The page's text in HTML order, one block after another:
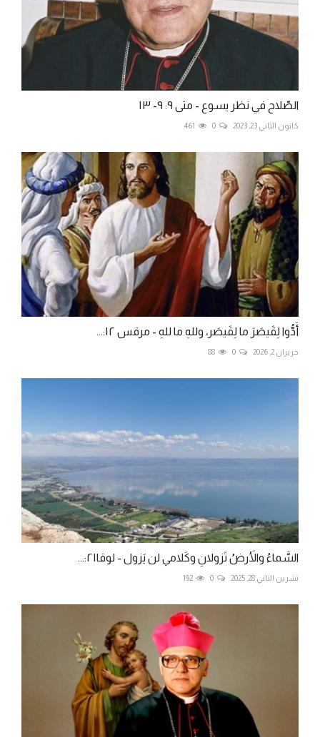
الصّلاح في نظر يسوع - متى ٩: ٩- ١٣
كانون الثاني 23, 2023 0
461
أَدُّوا لِقَيصَرَ ما لِقَيصَر، وللهِ ما للهِ - مرقس ١٢:...
حزيران 2, 2026 0
88
السَّماءُ والأَرضُ تَزولانِ وكَلامي لن يَزول - لوقا٢١:...
تشرين الثاني 28, 2025 0
192